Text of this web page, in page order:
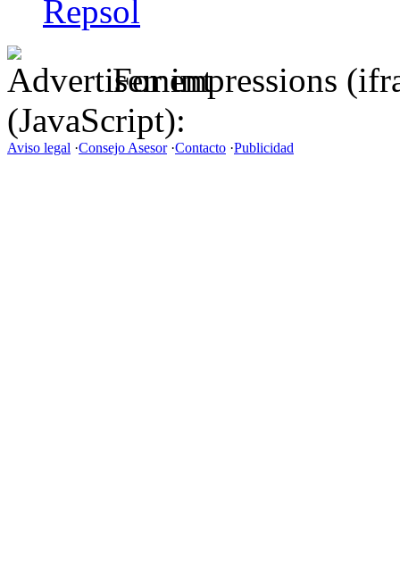
Repsol
For impressions
(JavaScript):
Aviso legal ·Consejo Asesor·Contacto ·Publicidad